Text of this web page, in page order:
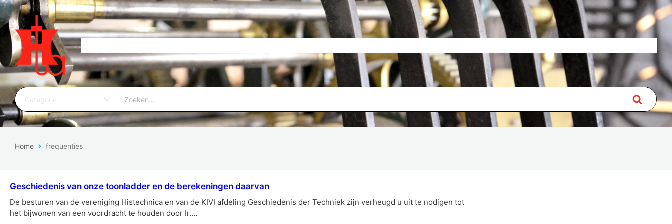
Home frequenties
Geschiedenis van onze toonladder en de berekeningen daarvan
De besturen van de vereniging Histechnica en van de KIVI afdeling Geschiedenis der Techniek zijn verheugd u uit te nodigen tot
het bijwonen van een voordracht te houden door Ir.…